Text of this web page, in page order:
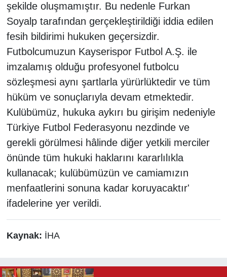
şekilde oluşmamıştır. Bu nedenle Furkan
Soyalp tarafından gerçekleştirildiği iddia edilen
fesih bildirimi hukuken geçersizdir.
Futbolcumuzun Kayserispor Futbol A.Ş. ile
imzalamış olduğu profesyonel futbolcu
sözleşmesi aynı şartlarla yürürlüktedir ve tüm
hüküm ve sonuçlarıyla devam etmektedir.
Kulübümüz, hukuka aykırı bu girişim nedeniyle
Türkiye Futbol Federasyonu nezdinde ve
gerekli görülmesi hâlinde diğer yetkili merciler
önünde tüm hukuki haklarını kararlılıkla
kullanacak; kulübümüzün ve camiamızın
menfaatlerini sonuna kadar koruyacaktır'
ifadelerine yer verildi.
Kaynak: İHA